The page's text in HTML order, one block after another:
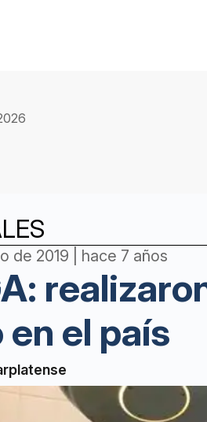
de 2019 | hace 7 años
el país